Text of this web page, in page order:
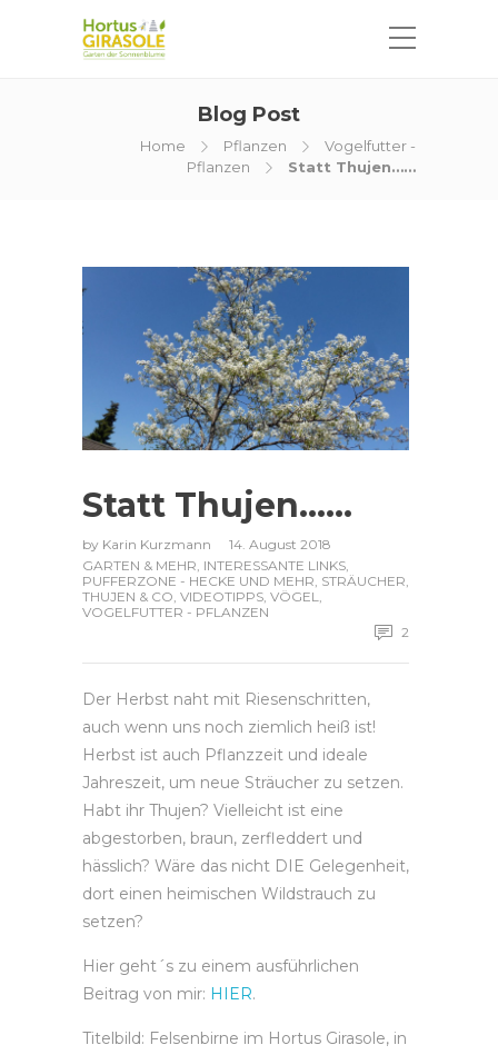
Blog Post
Home Pflanzen
Vogelfutter -
Pflanzen
Statt Thujen……
Statt Thujen……
by Karin Kurzmann
14. August 2018
GARTEN & MEHR, INTERESSANTE LINKS,
PUFFERZONE - HECKE UND MEHR, STRÄUCHER,
THUJEN & CO, VIDEOTIPPS, VÖGEL,
VOGELFUTTER - PFLANZEN
2
Der Herbst naht mit Riesenschritten,
auch wenn uns noch ziemlich heiß ist!
Herbst ist auch Pflanzzeit und ideale
Jahreszeit, um neue Sträucher zu setzen.
Habt ihr Thujen? Vielleicht ist eine
abgestorben, braun, zerfleddert und
hässlich? Wäre das nicht DIE Gelegenheit,
dort einen heimischen Wildstrauch zu
setzen?
Hier geht´s zu einem ausführlichen
Beitrag von mir: HIER.
Titelbild: Felsenbirne im Hortus Girasole, in